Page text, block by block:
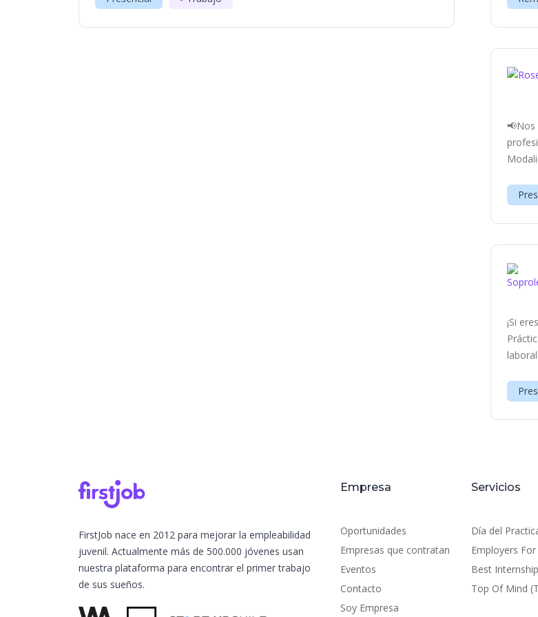
¡Si
FirstJob nace en 2012 para mejorar la empleabilidad
juvenil. Actualmente más de 500.000 jóvenes usan
nuestra plataforma para encontrar el primer trabajo
de sus sueños.
Empresa
Oportunidades
Empresas que contratan
Eventos
Contacto
Soy Empresa
Servicios
Día del
Employers For
Best
Top Of Mind